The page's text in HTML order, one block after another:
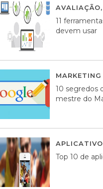
AVALIAÇÃO,
11
devem usar
10 segredos
mestre do
Top 10 de